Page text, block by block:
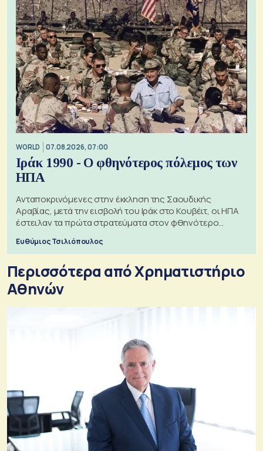
WORLD 07.08.2026, 07:00
Ιράκ 1990 - Ο φθηνότερος πόλεμος των
ΗΠΑ
Ανταποκρινόμενες στην έκκληση της Σαουδικής
Αραβίας, μετά την εισβολή του Ιράκ στο Κουβέιτ, οι ΗΠΑ
έστειλαν τα πρώτα στρατεύματα στον φθηνότερο
Ευθύμιος Τσιλιόπουλος
Περισσότερα από Xρηματιστήριο
Αθηνών